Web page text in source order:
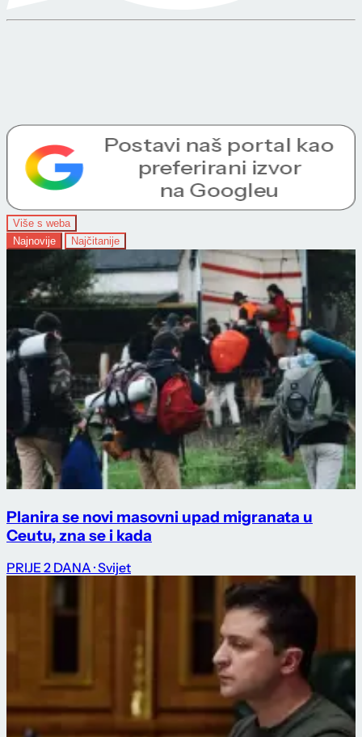
Više s weba
Najnovije
Najčitanije
Planira se novi masovni upad migranata u
Ceutu, zna se i kada
PRIJE 2 DANA · Svijet